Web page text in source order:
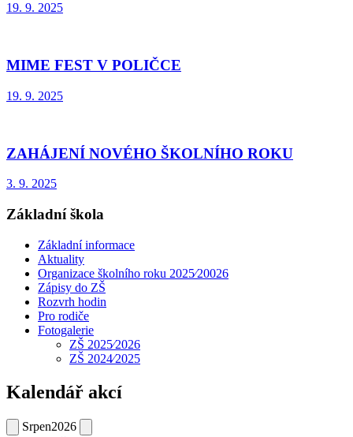
19. 9. 2025
MIME FEST V POLIČCE
19. 9. 2025
ZAHÁJENÍ NOVÉHO ŠKOLNÍHO ROKU
3. 9. 2025
Základní škola
Základní informace
Aktuality
Organizace školního roku 2025⁄20026
Zápisy do ZŠ
Rozvrh hodin
Pro rodiče
Fotogalerie
ZŠ 2025⁄2026
ZŠ 2024⁄2025
Kalendář akcí
Srpen2026